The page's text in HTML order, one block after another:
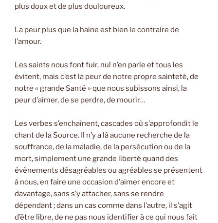
plus doux et de plus douloureux.
La peur plus que la haine est bien le contraire de
l’amour.
Les saints nous font fuir, nul n’en parle et tous les
évitent, mais c’est la peur de notre propre sainteté, de
notre « grande Santé » que nous subissons ainsi, la
peur d’aimer, de se perdre, de mourir…
Les verbes s’enchaînent, cascades où s’approfondit le
chant de la Source. Il n’y a là aucune recherche de la
souffrance, de la maladie, de la persécution ou de la
mort, simplement une grande liberté quand des
évènements désagréables ou agréables se présentent
à nous, en faire une occasion d’aimer encore et
davantage, sans s’y attacher, sans se rendre
dépendant ; dans un cas comme dans l’autre, il s’agit
d’être libre, de ne pas nous identifier à ce qui nous fait